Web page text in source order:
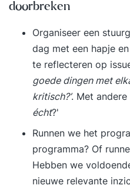
doorbreken
Organiseer een
dag met een hapje
te reflecteren op
goede dingen met
kritisch?’. Met
écht?'
Runnen we het
programma? Of
Hebben we
nieuwe relevante